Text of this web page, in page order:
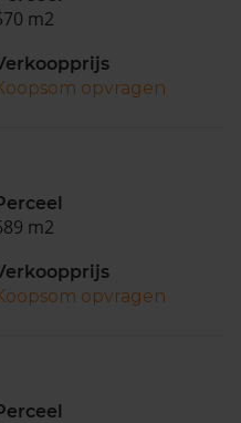
m2
opvragen
m2
opvragen